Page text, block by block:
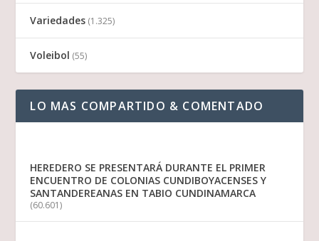
Variedades (1.325)
Voleibol (55)
LO MAS COMPARTIDO & COMENTADO
HEREDERO SE PRESENTARÁ DURANTE EL PRIMER
ENCUENTRO DE COLONIAS CUNDIBOYACENSES Y
SANTANDEREANAS EN TABIO CUNDINAMARCA
(60.601)